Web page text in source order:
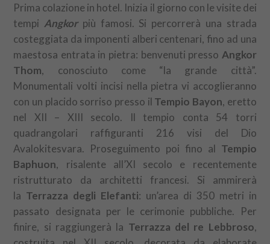
Prima colazione in hotel. Inizia il giorno con le visite dei
tempi Angkorpiù famosi. Si percorrerà una strada
costeggiata da imponenti alberi centenari, fino ad una
maestosa entrata in pietra: benvenuti presso Angkor
Thom, conosciuto come “la grande città”.
Monumentali volti incisi nella pietra vi accoglieranno
con un placido sorriso presso il Tempio Bayon, eretto
nel XII – XIII secolo. Il tempio conta 54 torri
quadrangolari raffiguranti 216 visi del Dio
Avalokitesvara. Proseguimento poi fino al Tempio
Baphuon, risalente all’XI secolo e recentemente
ristrutturato da architetti francesi. Si ammirerà
la Terrazza degli Elefanti: un’area di 350 metri in
passato designata per le cerimonie pubbliche. Per
finire, si raggiungerà la Terrazza del re Lebbroso,